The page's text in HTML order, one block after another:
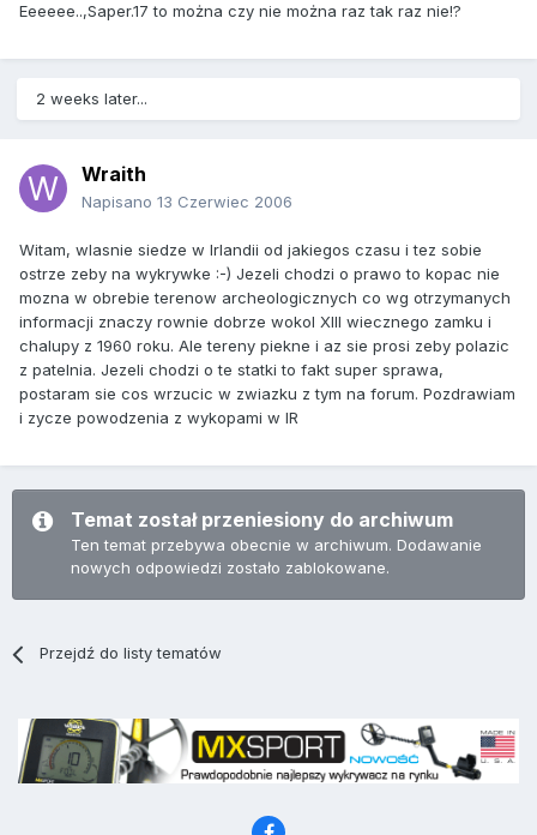
Eeeeee..,Saper.17 to można czy nie można raz tak raz nie!?
2 weeks later...
Wraith
Napisano 13 Czerwiec 2006
Witam, wlasnie siedze w Irlandii od jakiegos czasu i tez sobie
ostrze zeby na wykrywke :-) Jezeli chodzi o prawo to kopac nie
mozna w obrebie terenow archeologicznych co wg otrzymanych
informacji znaczy rownie dobrze wokol XIII wiecznego zamku i
chalupy z 1960 roku. Ale tereny piekne i az sie prosi zeby polazic
z patelnia. Jezeli chodzi o te statki to fakt super sprawa,
postaram sie cos wrzucic w zwiazku z tym na forum. Pozdrawiam
i zycze powodzenia z wykopami w IR
Temat został przeniesiony do archiwum
Ten temat przebywa obecnie w archiwum. Dodawanie
nowych odpowiedzi zostało zablokowane.
Przejdź do listy tematów